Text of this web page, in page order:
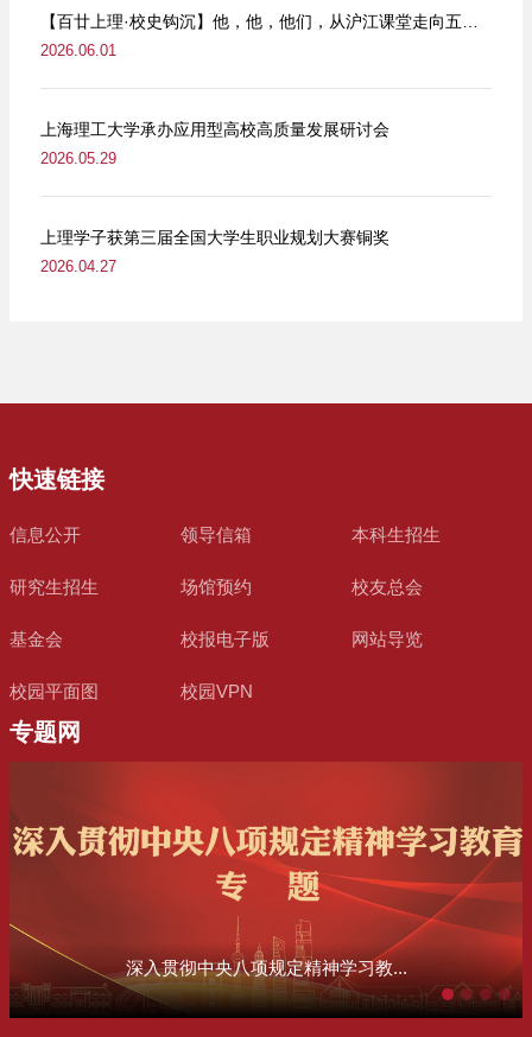
2026.06.01
上海理工大学承办应用型高校高质量发展研讨会
2026.05.29
上理学子获第三届全国大学生职业规划大赛铜奖
2026.04.27
快速链接
信息公开 领导信箱 本科生招生
研究生招生 场馆预约 校友总会
基金会 校报电子版 网站导览
校园平面图 校园VPN
专题网
深入贯彻中央八项规定精神学习教...